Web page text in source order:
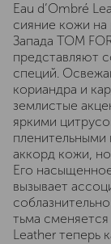
Eau d’Ombré
сияние кожи на
Запада TOM
представляют
специй.
кориандра и
землистые
яркими
аккорд кожи,
Его
вызывает
тьма
Leather теперь